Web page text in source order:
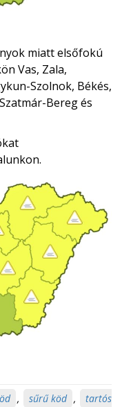
miatt elsőfokú
Vas, Zala,
Szolnok, Békés,
Bereg és
, sűrű köd ,
tartós